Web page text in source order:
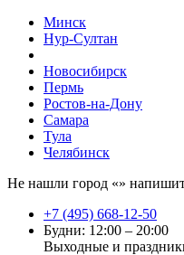
Минск
Нур-Султан
Новосибирск
Пермь
Ростов-на-Дону
Самара
Тула
Челябинск
Не нашли город «»
+7 (495) 668-12-50
Будни: 12:00 – 20:00
Выходные и